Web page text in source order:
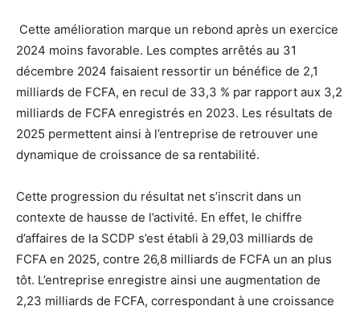
Cette amélioration marque un rebond après un exercice
2024 moins favorable. Les comptes arrêtés au 31
décembre 2024 faisaient ressortir un bénéfice de 2,1
milliards de FCFA, en recul de 33,3 % par rapport aux 3,2
milliards de FCFA enregistrés en 2023. Les résultats de
2025 permettent ainsi à l’entreprise de retrouver une
dynamique de croissance de sa rentabilité.
Cette progression du résultat net s’inscrit dans un
contexte de hausse de l’activité. En effet, le chiffre
d’affaires de la SCDP s’est établi à 29,03 milliards de
FCFA en 2025, contre 26,8 milliards de FCFA un an plus
tôt. L’entreprise enregistre ainsi une augmentation de
2,23 milliards de FCFA, correspondant à une croissance